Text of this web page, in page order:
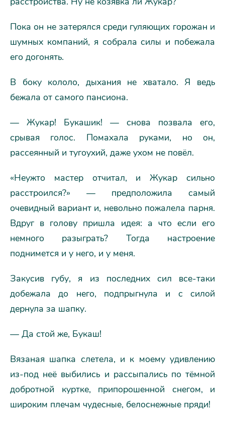
Пока он не затерялся среди гуляющих горожан и
шумных компаний, я собрала силы и побежала
его догонять.
В боку кололо, дыхания не хватало. Я ведь
бежала от самого пансиона.
— Жукар! Букашик! — снова позвала его,
срывая голос. Помахала руками, но он,
рассеянный и тугоухий, даже ухом не повёл.
«Неужто мастер отчитал, и Жукар сильно
расстроился?» — предположила самый
очевидный вариант и, невольно пожалела парня.
Вдруг в голову пришла идея: а что если его
немного разыграть? Тогда настроение
поднимется и у него, и у меня.
Закусив губу, я из последних сил все-таки
добежала до него, подпрыгнула и с силой
дернула за шапку.
— Да стой же, Букаш!
Вязаная шапка слетела, и к моему удивлению
из-под неё выбились и рассыпались по тёмной
добротной куртке, припорошенной снегом, и
широким плечам чудесные, белоснежные пряди!